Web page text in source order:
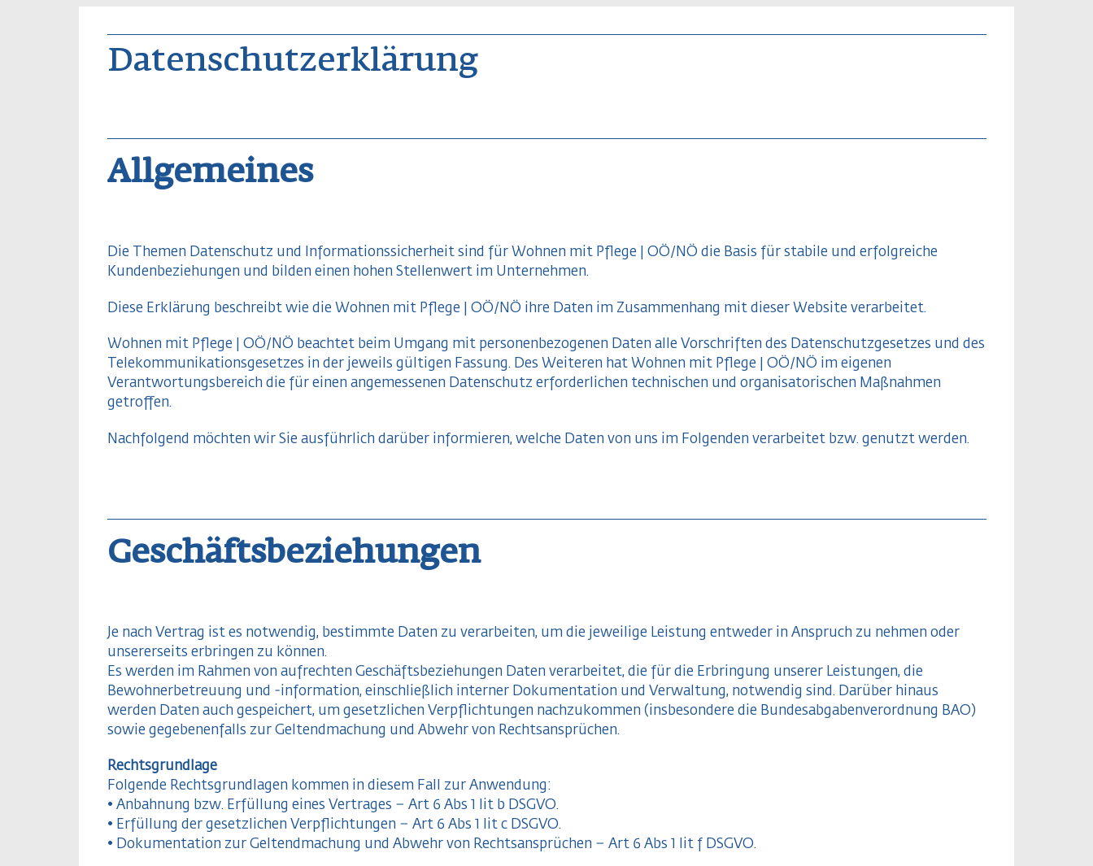
Datenschutzerklärung
Allgemeines
Die Themen Datenschutz und Informationssicherheit sind für Wohnen mit Pflege | OÖ/NÖ die Basis für stabile und erfolgreiche
Kundenbeziehungen und bilden einen hohen Stellenwert im Unternehmen.
Diese Erklärung beschreibt wie die Wohnen mit Pflege | OÖ/NÖ ihre Daten im Zusammenhang mit dieser Website verarbeitet.
Wohnen mit Pflege | OÖ/NÖ beachtet beim Umgang mit personenbezogenen Daten alle Vorschriften des Datenschutzgesetzes und des
Telekommunikationsgesetzes in der jeweils gültigen Fassung. Des Weiteren hat Wohnen mit Pflege | OÖ/NÖ im eigenen
Verantwortungsbereich die für einen angemessenen Datenschutz erforderlichen technischen und organisatorischen Maßnahmen
getroffen.
Nachfolgend möchten wir Sie ausführlich darüber informieren, welche Daten von uns im Folgenden verarbeitet bzw. genutzt werden.
Geschäftsbeziehungen
Je nach Vertrag ist es notwendig, bestimmte Daten zu verarbeiten, um die jeweilige Leistung entweder in Anspruch zu nehmen oder
unsererseits erbringen zu können.
Es werden im Rahmen von aufrechten Geschäftsbeziehungen Daten verarbeitet, die für die Erbringung unserer Leistungen, die
Bewohnerbetreuung und -information, einschließlich interner Dokumentation und Verwaltung, notwendig sind. Darüber hinaus
werden Daten auch gespeichert, um gesetzlichen Verpflichtungen nachzukommen (insbesondere die Bundesabgabenverordnung BAO)
sowie gegebenenfalls zur Geltendmachung und Abwehr von Rechtsansprüchen.
Rechtsgrundlage
Folgende Rechtsgrundlagen kommen in diesem Fall zur Anwendung:
• Anbahnung bzw. Erfüllung eines Vertrages – Art 6 Abs 1 lit b DSGVO.
• Erfüllung der gesetzlichen Verpflichtungen – Art 6 Abs 1 lit c DSGVO.
• Dokumentation zur Geltendmachung und Abwehr von Rechtsansprüchen – Art 6 Abs 1 lit f DSGVO.